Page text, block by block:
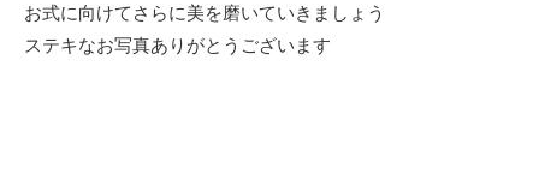
お式に向けてさらに美を磨いていきましょう
ステキなお写真ありがとうございます